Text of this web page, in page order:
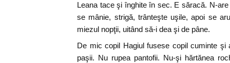
Leana tace şi înghite în sec. E săracă. N-
se mânie, strigă, trânteşte uşile, apoi se
miezul nopţii, uitând să-i dea şi de pâne.
De mic copil Hagiul fusese copil cuminte
paşii. Nu rupea pantofii. Nu-şi hărtănea